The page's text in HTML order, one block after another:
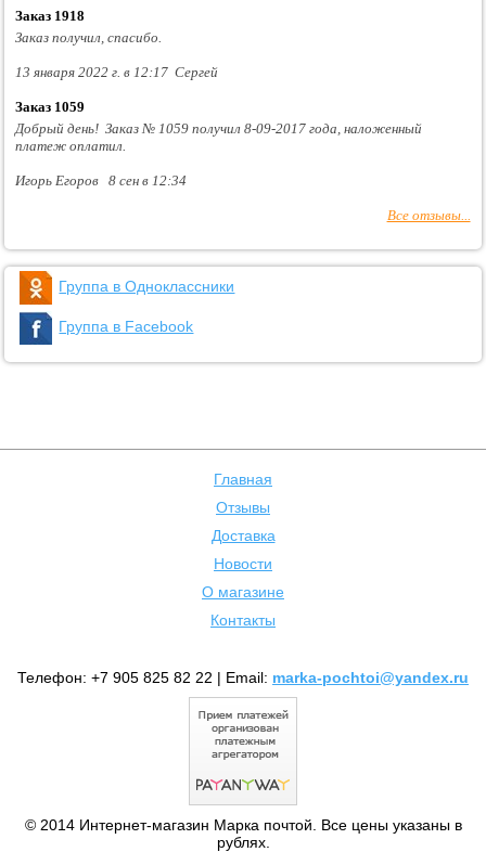
Заказ 1918
Заказ получил, спасибо.
13 января 2022 г. в 12:17 Сергей
Заказ 1059
Добрый день! Заказ № 1059 получил 8-09-2017 года, наложенный
платеж оплатил.
Игорь Егоров 8 сен в 12:34
Все отзывы...
Группа в Одноклассники
Группа в Facebook
Главная
Отзывы
Доставка
Новости
О магазине
Контакты
Телефон: +7 905 825 82 22 | Email: marka-pochtoi@yandex.ru
© 2014 Интернет-магазин Марка почтой. Все цены указаны в
рублях.